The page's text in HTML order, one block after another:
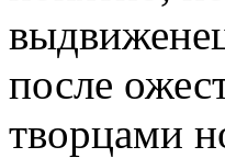
после
творцами